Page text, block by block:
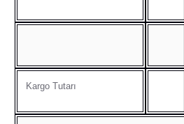
Kargo Tutarı